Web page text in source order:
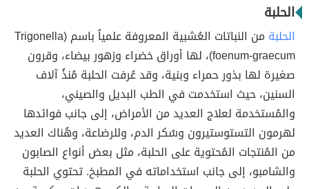
الحلبة
الحلبة
من النباتات العُشبية المعروفة علمياُ باسم (Trigonella
foenum-graecum)، لها أوراق خضراء وزهور بيضاء، وقرون
صغيرة لها بذور حمراء وبنية، وقد عُرفت الحلبة مُنذُ آلاف
السنين، حيث استخدمت في الطب البديل والصيني،
والمُستخدمة لعلاج العديد من الأمراض، إلى جانب فوائدها
لهرمون التستوستيرون وسُكر الدم، وللرضاعة، وهُناك العديد
من المُنتجات المُحتوية على الحلبة، مثل بعض أنواع الصابون
والشامبو، إلى جانب استخداماته في المطبخ. تحتوي الحلبة